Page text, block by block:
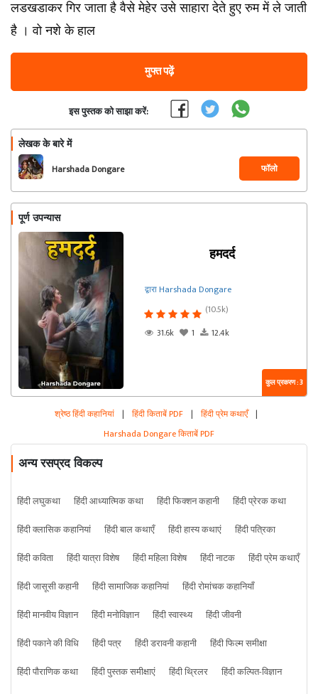
लडखडाकर गिर जाता है वैसे मेहेर उसे साहारा देते हुए रुम में ले जाती
है । वो नशे के हाल
मुफ्त पढ़ें
इस पुस्तक को साझा करें:
लेखक के बारे में
Harshada Dongare फॉलो
पूर्ण उपन्यास
हमदर्द
द्वारा Harshada Dongare
(10.5k)
31.6k
1 12.4k
कुल प्रकरण : 3
श्रेष्ठ हिंदी कहानियां | हिंदी किताबें PDF | हिंदी प्रेम कथाएँ |
Harshada Dongare किताबें PDF
अन्य रसप्रद विकल्प
हिंदी लघुकथा हिंदी आध्यात्मिक कथा हिंदी फिक्शन कहानी
हिंदी प्रेरक कथा
हिंदी क्लासिक कहानियां
हिंदी बाल कथाएँ हिंदी हास्य कथाएं
हिंदी पत्रिका
हिंदी कविता
हिंदी यात्रा विशेष हिंदी महिला विशेष हिंदी नाटक
हिंदी प्रेम कथाएँ
हिंदी जासूसी कहानी
हिंदी सामाजिक कहानियां
हिंदी रोमांचक कहानियाँ
हिंदी मानवीय विज्ञान
हिंदी मनोविज्ञान हिंदी स्वास्थ्य
हिंदी जीवनी
हिंदी पकाने की विधि
हिंदी पत्र हिंदी डरावनी कहानी
हिंदी फिल्म समीक्षा
हिंदी पौराणिक कथा
हिंदी पुस्तक समीक्षाएं हिंदी थ्रिलर
हिंदी कल्पित-विज्ञान